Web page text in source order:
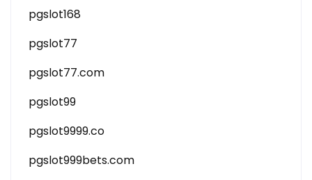
pgslot168
pgslot77
pgslot77.com
pgslot99
pgslot9999.co
pgslot999bets.com